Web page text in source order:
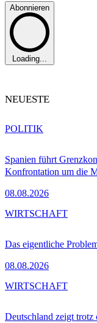
Abonnieren
Loading...
NEUESTE
Spanien führt
Konfrontation um die
08.08.2026
POLITIK
Das eigentliche
08.08.2026
WIRTSCHAFT
Deutschland zeigt
WIRTSCHAFT